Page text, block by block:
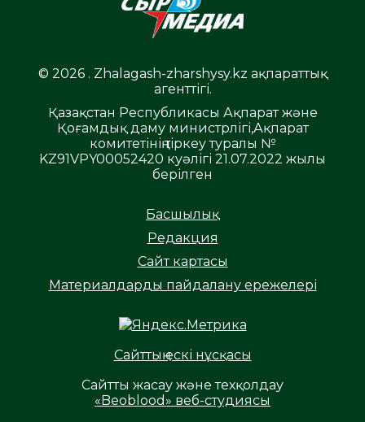
© 2026 . Zhalagash-zharshysy.kz ақпараттық
агенттігі.
Қазақстан Республикасы Ақпарат және
Қоғамдық даму министрлігі,Ақпарат
комитетінің тіркеу туралы №
KZ91VPY00052420 куәлігі 21.07.2022 жылы
берілген
Басшылық
Редакция
Сайт картасы
Материалдарды пайдалану ережелері
Сайттың ескі нұсқасы
Сайтты жасау және техқолдау
«Beoblood» веб-студиясы